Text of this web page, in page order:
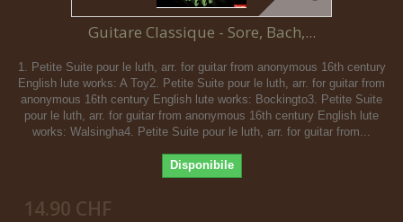
Guitare Classique - Sore, Bach,...
1. Petite Suite pour le luth, arr. for guitar from anonymous 16th century
English lute works: A Toy2. Petite Suite pour le luth, arr. for guitar from
anonymous 16th century English lute works: Bockingto3. Petite Suite
pour le luth, arr. for guitar from anonymous 16th century English lute
works: Walsingha4. Petite Suite pour le luth, arr. for guitar from...
Disponibile
14.90 CHF